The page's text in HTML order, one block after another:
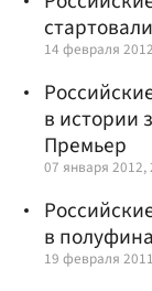
14 февраля
в истории
Премьер
07 января 2012,
в
19 февраля